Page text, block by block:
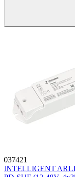
037421
INTELLIGENT